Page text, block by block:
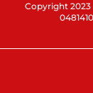
Copyright 2023